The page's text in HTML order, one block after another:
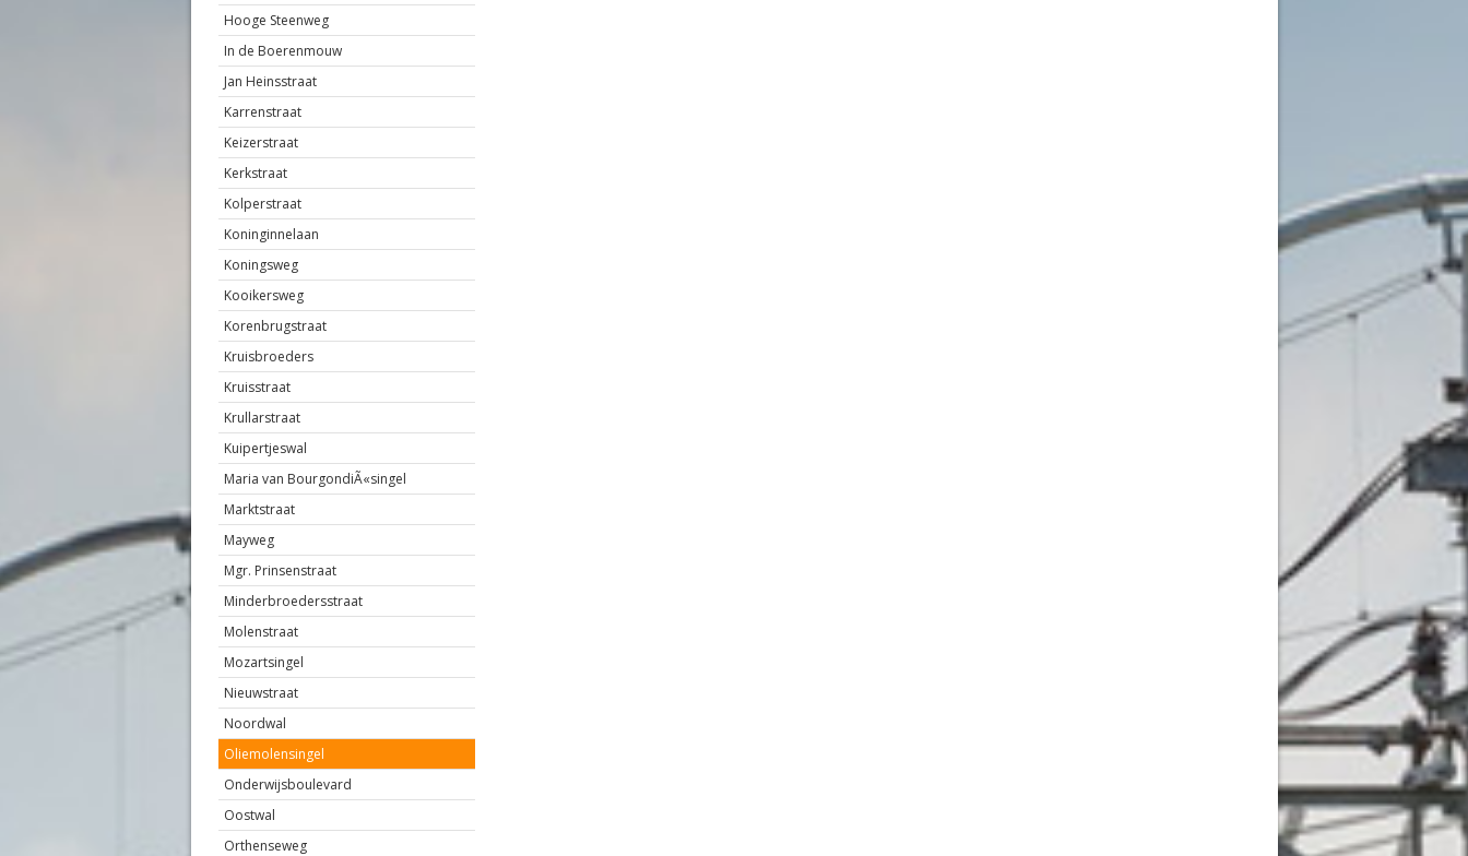
Hooge Steenweg
In de Boerenmouw
Jan Heinsstraat
Karrenstraat
Keizerstraat
Kerkstraat
Kolperstraat
Koninginnelaan
Koningsweg
Kooikersweg
Korenbrugstraat
Kruisbroeders
Kruisstraat
Krullarstraat
Kuipertjeswal
Maria van BourgondiÃ«singel
Marktstraat
Mayweg
Mgr. Prinsenstraat
Minderbroedersstraat
Molenstraat
Mozartsingel
Nieuwstraat
Noordwal
Oliemolensingel
Onderwijsboulevard
Oostwal
Orthenseweg